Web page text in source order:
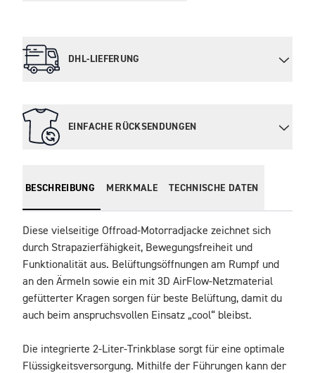
DHL-LIEFERUNG
EINFACHE RÜCKSENDUNGEN
BESCHREIBUNG MERKMALE TECHNISCHE DATEN
Diese vielseitige Offroad-Motorradjacke zeichnet sich
durch Strapazierfähigkeit, Bewegungsfreiheit und
Funktionalität aus. Belüftungsöffnungen am Rumpf und
an den Ärmeln sowie ein mit 3D AirFlow-Netzmaterial
gefütterter Kragen sorgen für beste Belüftung, damit du
auch beim anspruchsvollen Einsatz „cool“ bleibst.
Die integrierte 2-Liter-Trinkblase sorgt für eine optimale
Flüssigkeitsversorgung. Mithilfe der Führungen kann der